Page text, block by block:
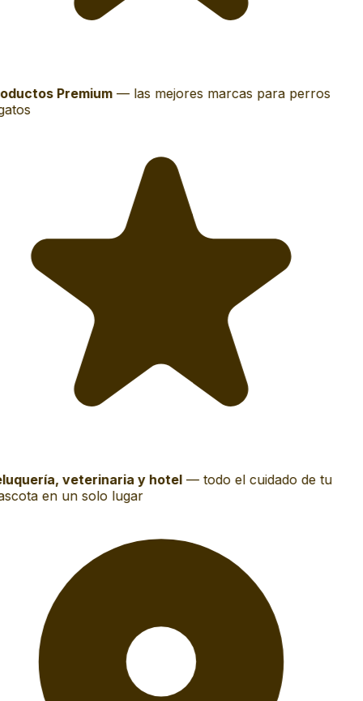
Premium— las mejores marcas para perros
veterinaria y hotel— todo el cuidado de tu
en un solo lugar